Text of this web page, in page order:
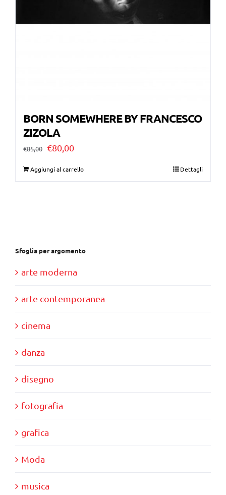
BORN SOMEWHERE BY FRANCESCO
ZIZOLA
€85,00 Il
€80,00Il
Aggiungi al carrello Dettagli
Sfoglia per argomento
arte moderna
arte contemporanea
cinema
danza
disegno
fotografia
grafica
Moda
musica